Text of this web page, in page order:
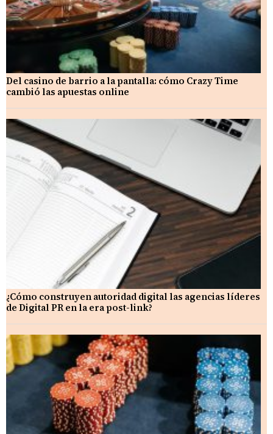
Del casino de barrio a la pantalla: cómo Crazy Time
cambió las apuestas online
¿Cómo construyen autoridad digital las agencias líderes
de Digital PR en la era post-link?